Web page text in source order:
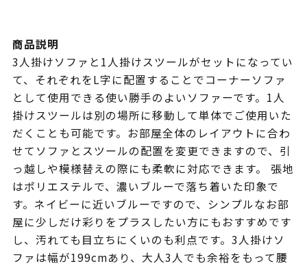
商品説明
3人掛けソファと1人掛けスツールがセットになってい
て、それぞれをL字に配置することでコーナーソファ
として使用できる使い勝手のよいソファーです。1人
掛けスツールは別の場所に移動して単体でご使用いた
だくことも可能です。お部屋全体のレイアウトに合わ
せてソファとスツールの配置を変更できますので、引
っ越しや模様替えの際にも柔軟に対応できます。 張地
はポリエステルで、濃いブルーで落ち着いた印象で
す。ネイビーに近いブルーですので、シンプルなお部
屋に少しだけ彩りをプラスしたい方にもおすすめです
し、汚れても目立ちにくいのも利点です。3人掛けソ
ファは幅が199cmあり、大人3人でも余裕をもって腰